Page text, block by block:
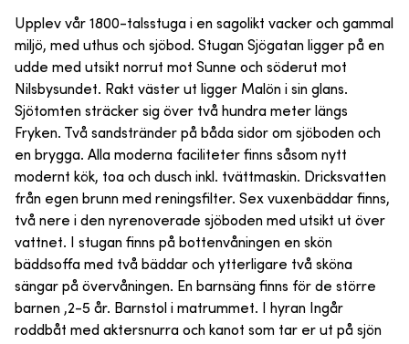
Upplev vår 1800-talsstuga i en sagolikt vacker och gammal
miljö, med uthus och sjöbod. Stugan Sjögatan ligger på en
udde med utsikt norrut mot Sunne och söderut mot
Nilsbysundet. Rakt väster ut ligger Malön i sin glans.
Sjötomten sträcker sig över två hundra meter längs
Fryken. Två sandstränder på båda sidor om sjöboden och
en brygga. Alla moderna faciliteter finns såsom nytt
modernt kök, toa och dusch inkl. tvättmaskin. Dricksvatten
från egen brunn med reningsfilter. Sex vuxenbäddar finns,
två nere i den nyrenoverade sjöboden med utsikt ut över
vattnet. I stugan finns på bottenvåningen en skön
bäddsoffa med två bäddar och ytterligare två sköna
sängar på övervåningen. En barnsäng finns för de större
barnen ,2-5 år. Barnstol i matrummet. I hyran Ingår
roddbåt med aktersnurra och kanot som tar er ut på sjön